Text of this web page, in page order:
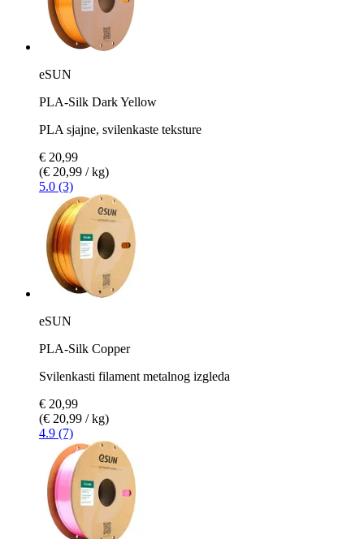
eSUN
PLA-Silk Dark Yellow
PLA sjajne, svilenkaste teksture
€ 20,99
(€ 20,99 / kg)
5.0 (3)
eSUN
PLA-Silk Copper
Svilenkasti filament metalnog izgleda
€ 20,99
(€ 20,99 / kg)
4.9 (7)